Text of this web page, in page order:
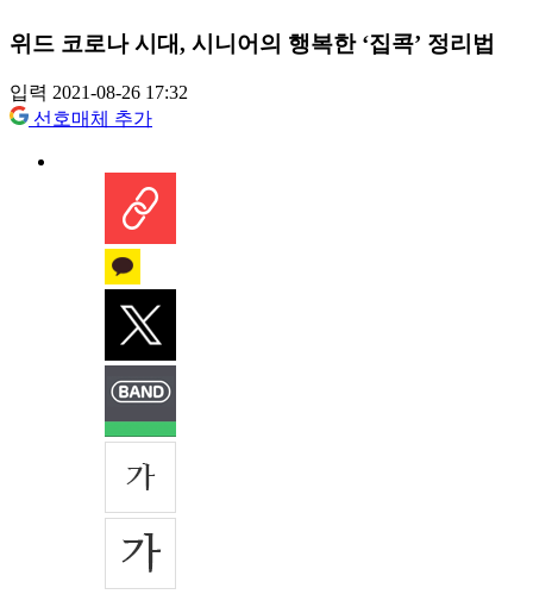
위드 코로나 시대, 시니어의 행복한 ‘집콕’ 정리법
입력 2021-08-26 17:32
선호매체 추가